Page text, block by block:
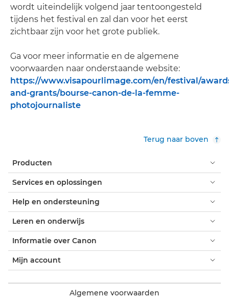
wordt uiteindelijk volgend jaar tentoongesteld
tijdens het festival en zal dan voor het eerst
zichtbaar zijn voor het grote publiek.
Ga voor meer informatie en de algemene
voorwaarden naar onderstaande website:
https://www.visapourlimage.com/en/festival/
and-grants/bourse-canon-de-la-femme-
photojournaliste
Terug naar boven
Producten
Services en oplossingen
Help en ondersteuning
Leren en onderwijs
Informatie over Canon
Mijn account
Algemene voorwaarden